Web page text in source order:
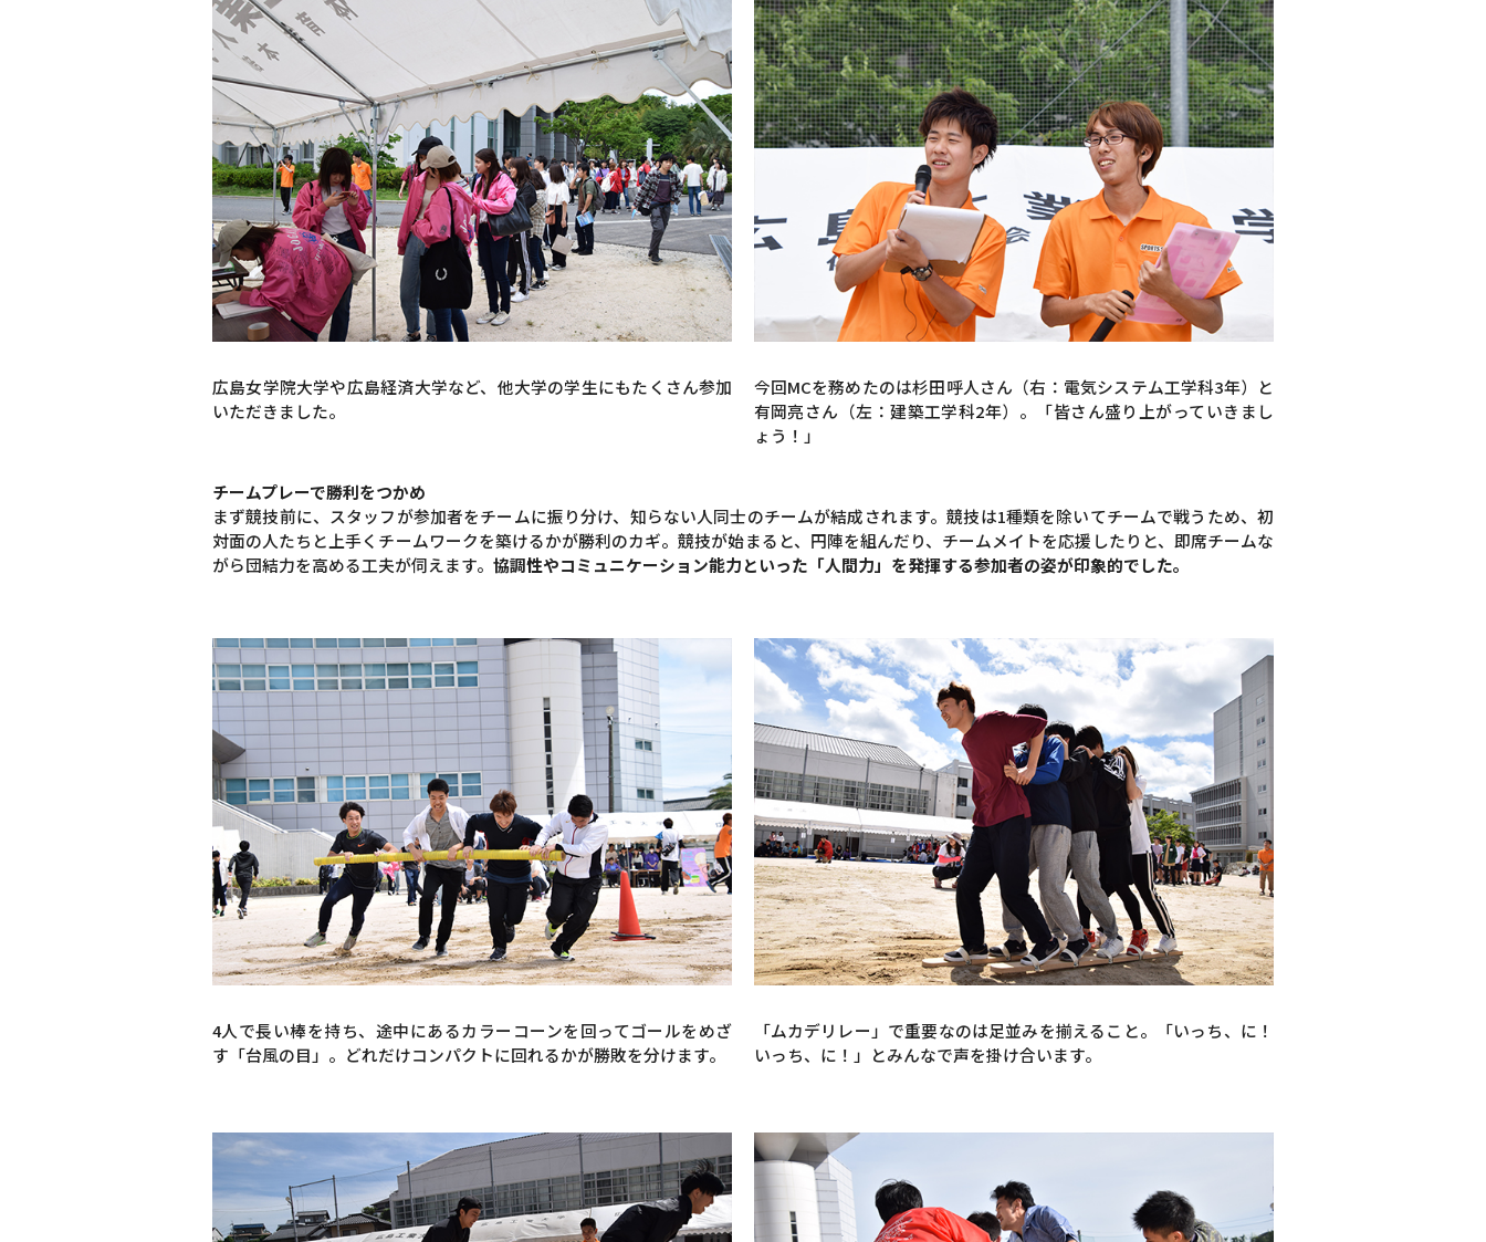
広島女学院大学や広島経済大学など、他大学の学生にもたくさん参加
いただきました。
今回MCを務めたのは杉田呼人さん（右：電気システム工学科3年）と
有岡亮さん（左：建築工学科2年）。「皆さん盛り上がっていきまし
ょう！」
チームプレーで勝利をつかめ
まず競技前に、スタッフが参加者をチームに振り分け、知らない人同士のチームが結成されます。競技は1種類を除いてチームで戦うため、初
対面の人たちと上手くチームワークを築けるかが勝利のカギ。競技が始まると、円陣を組んだり、チームメイトを応援したりと、即席チームな
がら団結力を高める工夫が伺えます。 協調性やコミュニケーション能力といった「人間力」を発揮する参加者の姿が印象的でした。
4人で長い棒を持ち、途中にあるカラーコーンを回ってゴールをめざ
す「台風の目」。どれだけコンパクトに回れるかが勝敗を分けます。
「ムカデリレー」で重要なのは足並みを揃えること。「いっち、に！
いっち、に！」とみんなで声を掛け合います。